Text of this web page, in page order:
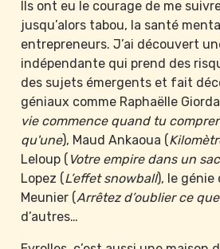
Ils ont eu le courage de me
jusqu’alors tabou, la santé
entrepreneurs. J’ai découvert
indépendante qui prend des
des sujets émergents et fait
géniaux comme Raphaëlle
vie commence quand tu
qu'une), Maud Ankaoua (
Leloup ( Votre empire dans un
Lopez (L’effet snowball), le génie
Meunier (Arrêtez d’oublier ce
d’autres…